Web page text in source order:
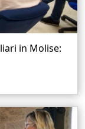
in Molise: